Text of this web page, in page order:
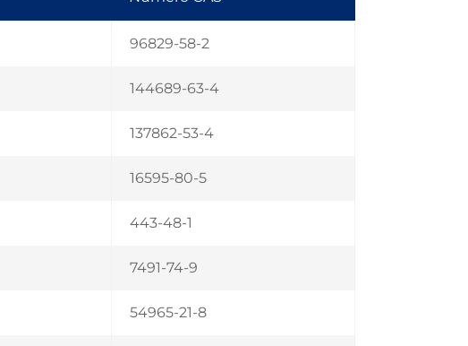
96829-58-2
144689-63-4
137862-53-4
16595-80-5
443-48-1
7491-74-9
54965-21-8